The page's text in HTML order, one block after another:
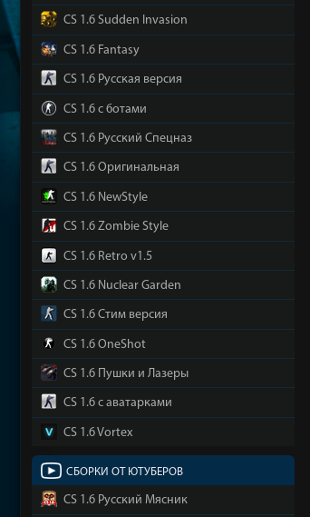
CS 1.6 Sudden Invasion
CS 1.6 Fantasy
CS 1.6 Русская версия
CS 1.6 с ботами
CS 1.6 Русский Спецназ
CS 1.6 Оригинальная
CS 1.6 NewStyle
CS 1.6 Zombie Style
CS 1.6 Retro v1.5
CS 1.6 Nuclear Garden
CS 1.6 Стим версия
CS 1.6 OneShot
CS 1.6 Пушки и Лазеры
CS 1.6 с аватарками
CS 1.6 Vortex
СБОРКИ ОТ ЮТУБЕРОВ
CS 1.6 Русский Мясник